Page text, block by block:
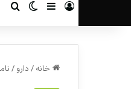
ورود سایدبارتغییر
خانه / دارو /